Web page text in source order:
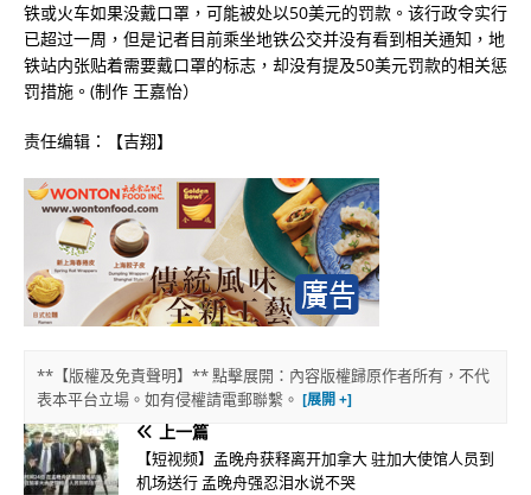
铁或火车如果没戴口罩，可能被处以50美元的罚款。该行政令实行
已超过一周，但是记者目前乘坐地铁公交并没有看到相关通知，地
铁站内张贴着需要戴口罩的标志，却没有提及50美元罚款的相关惩
罚措施。(制作 王嘉怡）
责任编辑：【吉翔】
**【版權及免責聲明】** 點擊展開：內容版權歸原作者所有，不代
表本平台立場。如有侵權請電郵聯繫。
上一篇
【短视频】孟晚舟获释离开加拿大 驻加大使馆人员到
机场送行 孟晚舟强忍泪水说不哭